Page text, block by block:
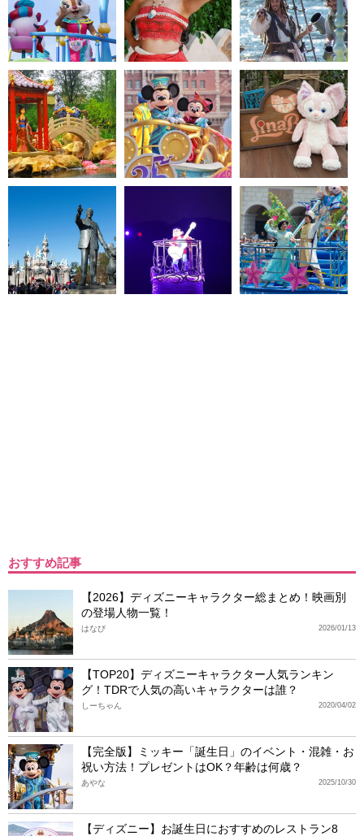
おすすめ記事
【2026】ディズニーキャラクター総まとめ！映画別
の登場人物一覧！
2026/01/13
はなび
【TOP20】ディズニーキャラクター人気ランキン
グ！TDRで人気の高いキャラクターは誰？
2020/04/02
しーちゃん
【完全版】ミッキー「誕生日」のイベント・混雑・お
祝い方法！プレゼントはOK？年齢は何歳？
2025/10/30
あやな
【ディズニー】お誕生日におすすめのレストラン8